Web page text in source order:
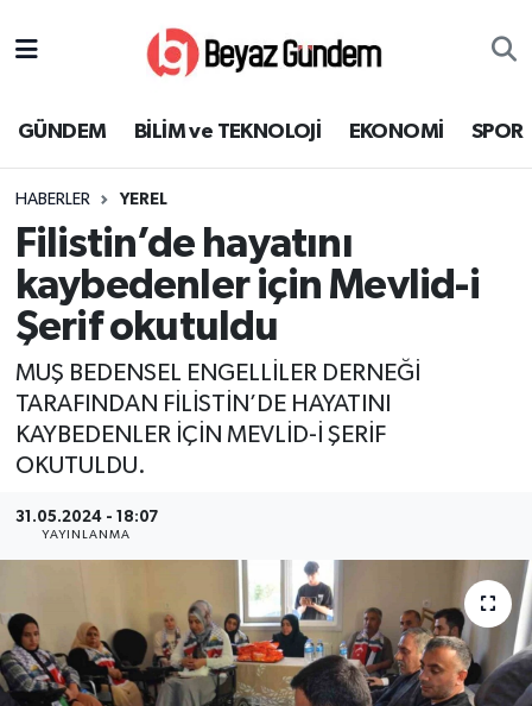
GÜNDEM BİLİM ve TEKNOLOJİ EKONOMİ SPOR
HABERLER YEREL
Filistin’de hayatını
kaybedenler için Mevlid-i
Şerif okutuldu
MUŞ BEDENSEL ENGELLİLER DERNEĞİ
TARAFINDAN FİLİSTİN’DE HAYATINI
KAYBEDENLER İÇİN MEVLİD-İ ŞERİF
OKUTULDU.
31.05.2024 - 18:07
YAYINLANMA
EKONOMİ
SPOR
SAĞLIK
EĞİTİM
KÜLTÜR SANAT
MAGAZİN
Süper Lig Puan Durumu ve Fikstür
Tüm Manşetler
Son Dakika Haberleri
Haber Arşivi